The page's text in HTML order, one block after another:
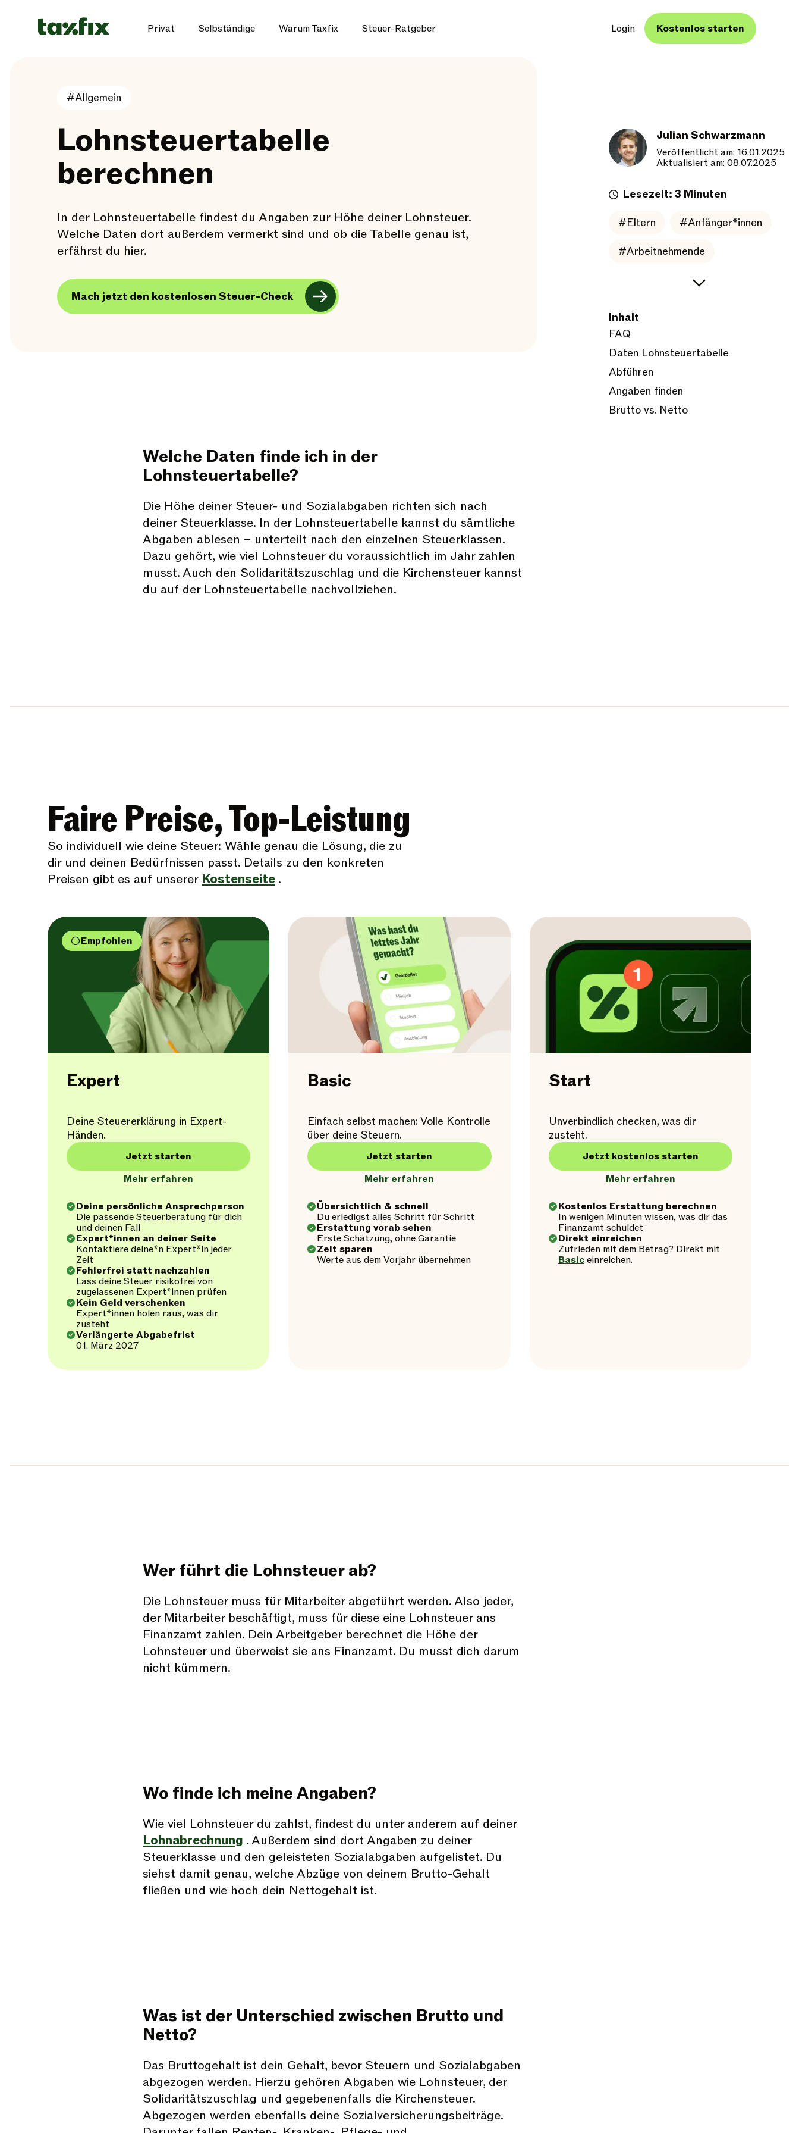
Privat Selbständige Warum Taxfix Steuer-Ratgeber Login Kostenlos starten
Julian Schwarzmann
Veröffentlicht am: 16.01.2025
Aktualisiert am: 08.07.2025
Lesezeit: 3 Minuten
#Eltern #Anfänger*innen
#Arbeitnehmende
Inhalt
FAQ
Daten Lohnsteuertabelle
Abführen
Angaben finden
Brutto vs. Netto
#Allgemein
Lohnsteuertabelle
berechnen
In der Lohnsteuertabelle findest du Angaben zur Höhe deiner Lohnsteuer.
Welche Daten dort außerdem vermerkt sind und ob die Tabelle genau ist,
erfährst du hier.
Mach jetzt den kostenlosen Steuer-Check
Welche Daten finde ich in der
Lohnsteuertabelle?
Die Höhe deiner Steuer- und Sozialabgaben richten sich nach
deiner Steuerklasse. In der Lohnsteuertabelle kannst du sämtliche
Abgaben ablesen – unterteilt nach den einzelnen Steuerklassen.
Dazu gehört, wie viel Lohnsteuer du voraussichtlich im Jahr zahlen
musst. Auch den Solidaritätszuschlag und die Kirchensteuer kannst
du auf der Lohnsteuertabelle nachvollziehen.
Faire Preise, Top-Leistung
So individuell wie deine Steuer: Wähle genau die Lösung, die zu
dir und deinen Bedürfnissen passt. Details zu den konkreten
Preisen gibt es auf unserer Kostenseite .
Empfohlen
Expert
Deine Steuererklärung in Expert-
Händen.
Jetzt starten
Mehr erfahren
Deine persönliche Ansprechperson
Die passende Steuerberatung für dich
und deinen Fall
Expert*innen an deiner Seite
Kontaktiere deine*n Expert*in jeder
Zeit
Fehlerfrei statt nachzahlen
Lass deine Steuer risikofrei von
zugelassenen Expert*innen prüfen
Kein Geld verschenken
Expert*innen holen raus, was dir
zusteht
Verlängerte Abgabefrist
01. März 2027
Basic
Einfach selbst machen: Volle Kontrolle
über deine Steuern.
Jetzt starten
Mehr erfahren
Übersichtlich & schnell
Du erledigst alles Schritt für Schritt
Erstattung vorab sehen
Erste Schätzung, ohne Garantie
Zeit sparen
Werte aus dem Vorjahr übernehmen
Start
Unverbindlich checken, was dir
zusteht.
Jetzt kostenlos starten
Mehr erfahren
Kostenlos Erstattung berechnen
In wenigen Minuten wissen, was dir das
Finanzamt schuldet
Direkt einreichen
Zufrieden mit dem Betrag? Direkt mit
Basiceinreichen.
Wer führt die Lohnsteuer ab?
Die Lohnsteuer muss für Mitarbeiter abgeführt werden. Also jeder,
der Mitarbeiter beschäftigt, muss für diese eine Lohnsteuer ans
Finanzamt zahlen. Dein Arbeitgeber berechnet die Höhe der
Lohnsteuer und überweist sie ans Finanzamt. Du musst dich darum
nicht kümmern.
Wo finde ich meine Angaben?
Wie viel Lohnsteuer du zahlst, findest du unter anderem auf deiner
Lohnabrechnung . Außerdem sind dort Angaben zu deiner
Steuerklasse und den geleisteten Sozialabgaben aufgelistet. Du
siehst damit genau, welche Abzüge von deinem Brutto-Gehalt
fließen und wie hoch dein Nettogehalt ist.
Was ist der Unterschied zwischen Brutto und
Netto?
Das Bruttogehalt ist dein Gehalt, bevor Steuern und Sozialabgaben
abgezogen werden. Hierzu gehören Abgaben wie Lohnsteuer, der
Solidaritätszuschlag und gegebenenfalls die Kirchensteuer.
Abgezogen werden ebenfalls deine Sozialversicherungsbeiträge.